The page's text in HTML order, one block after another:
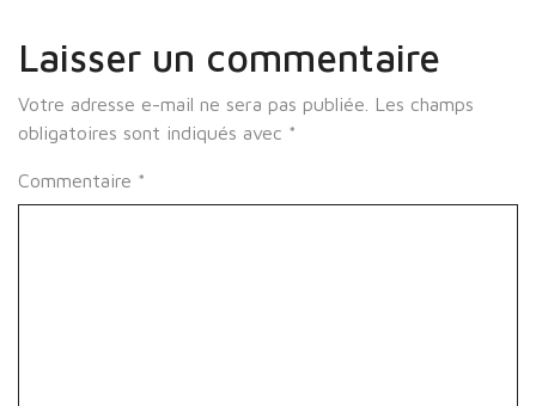
Laisser un commentaire
Votre adresse e-mail ne sera pas publiée.
Les champs
obligatoires sont indiqués avec *
Commentaire *